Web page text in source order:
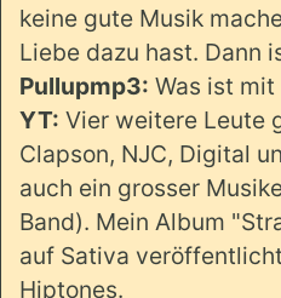
keine gute Musik
Liebe dazu hast. Dann
Pullupmp3: Was ist
YT: Vier weitere Leute
Clapson, NJC, Digital
auch ein grosser
Band). Mein Album
auf Sativa
Hiptones.